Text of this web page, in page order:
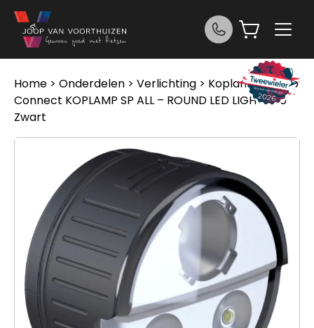
Ga naar de inhoud
Home > Onderdelen > Verlichting > Koplampen> Sp
Connect KOPLAMP SP ALL – ROUND LED LIGHT 200
Zwart